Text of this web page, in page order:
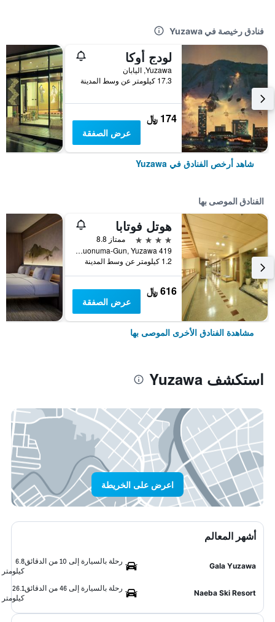
فنادق رخيصة في Yuzawa
لودج أوكا
Yuzawa, اليابان
17.3 كيلومتر عن وسط المدينة
174 ﷼
عرض الصفقة
شاهد أرخص الفنادق في Yuzawa
الفنادق الموصى بها
هوتل فوتابا
4 نجوم
ممتاز 8.8
419 Yuzawa, Minamiuonuma-Gun, Yuzawa, اليابان
1.2 كيلومتر عن وسط المدينة
616 ﷼
عرض الصفقة
مشاهدة الفنادق الأخرى الموصى بها
استكشف Yuzawa
اعرض على الخريطة
أشهر المعالم
Gala Yuzawa
رحلة بالسيارة إلى 10 من الدقائق
6.8
كيلومتر
Naeba Ski Resort
رحلة بالسيارة إلى 46 من الدقائق
26.1
كيلومتر